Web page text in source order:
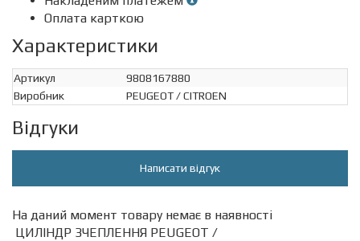
Оплата карткою
Характеристики
Артикул
9808167880
Виробник
PEUGEOT / CITROEN
Відгуки
Написати відгук
На даний момент товару немає в наявності
ЦИЛІНДР ЗЧЕПЛЕННЯ PEUGEOT /